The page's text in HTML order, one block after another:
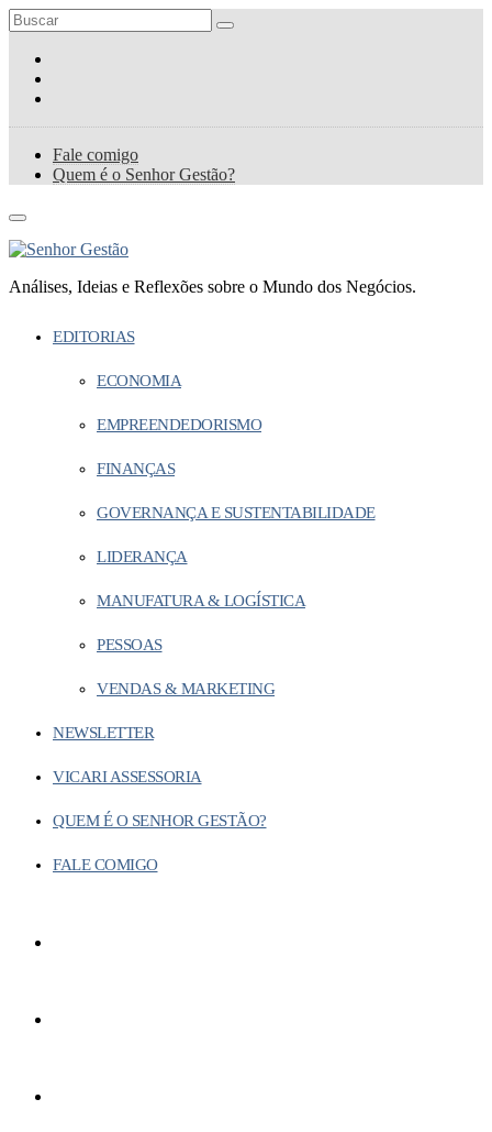
Fale comigo
Quem é o Senhor Gestão?
Análises, Ideias e Reflexões sobre o Mundo dos Negócios.
EDITORIAS
ECONOMIA
EMPREENDEDORISMO
FINANÇAS
GOVERNANÇA E SUSTENTABILIDADE
LIDERANÇA
MANUFATURA & LOGÍSTICA
PESSOAS
VENDAS & MARKETING
NEWSLETTER
VICARI ASSESSORIA
QUEM É O SENHOR GESTÃO?
FALE COMIGO